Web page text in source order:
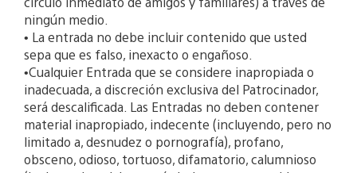
ningún medio.
• La entrada no debe incluir contenido que usted
sepa que es falso, inexacto o engañoso.
•Cualquier Entrada que se considere inapropiada o
inadecuada, a discreción exclusiva del Patrocinador,
será descalificada. Las Entradas no deben contener
material inapropiado, indecente (incluyendo, pero no
limitado a, desnudez o pornografía), profano,
obsceno, odioso, tortuoso, difamatorio, calumnioso